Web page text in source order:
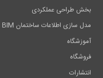
بخش طراحی عملکردی
مدل سازی اطلاعات ساختمان BIM
آموزشگاه
فروشگاه
انتشارات